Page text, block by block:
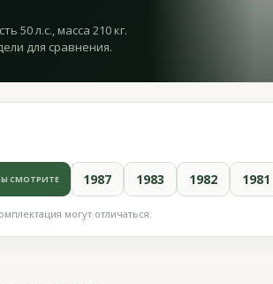
50 л.с., масса 210 кг.
для сравнения.
СМОТРИТЕ 1987 1983 1982 1981
могут отличаться.